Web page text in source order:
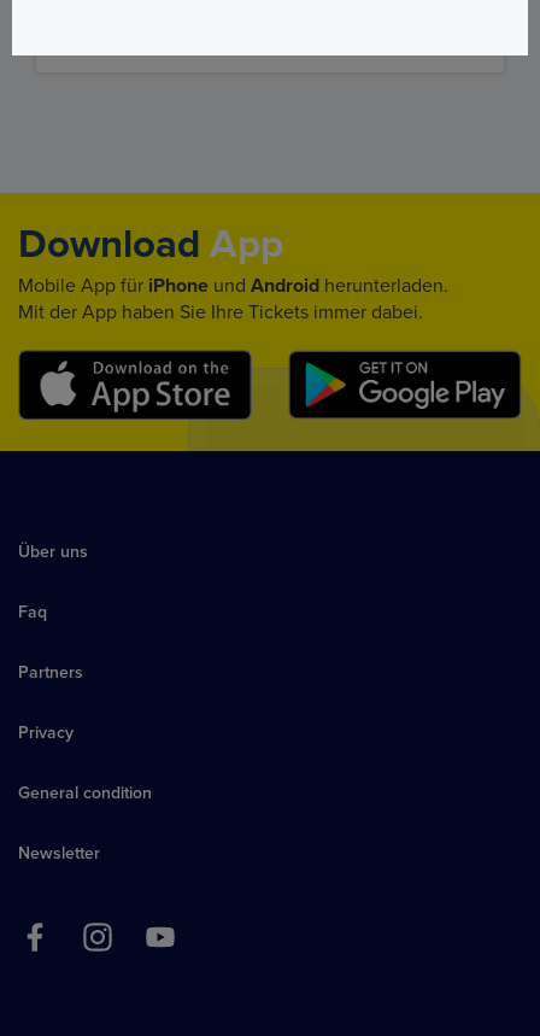
Download App
Mobile App für iPhone und Android herunterladen.
Mit der App haben Sie Ihre Tickets immer dabei.
Über uns
Faq
Partners
Privacy
General condition
Newsletter